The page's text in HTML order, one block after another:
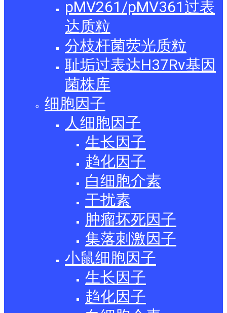
pMV261/pMV361过表
达质粒
分枝杆菌荧光质粒
耻垢过表达H37Rv基因
菌株库
细胞因子
人细胞因子
生长因子
趋化因子
白细胞介素
干扰素
肿瘤坏死因子
集落刺激因子
小鼠细胞因子
生长因子
趋化因子